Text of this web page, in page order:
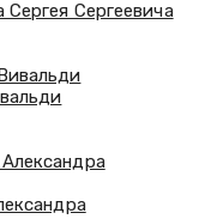
Сергеевича